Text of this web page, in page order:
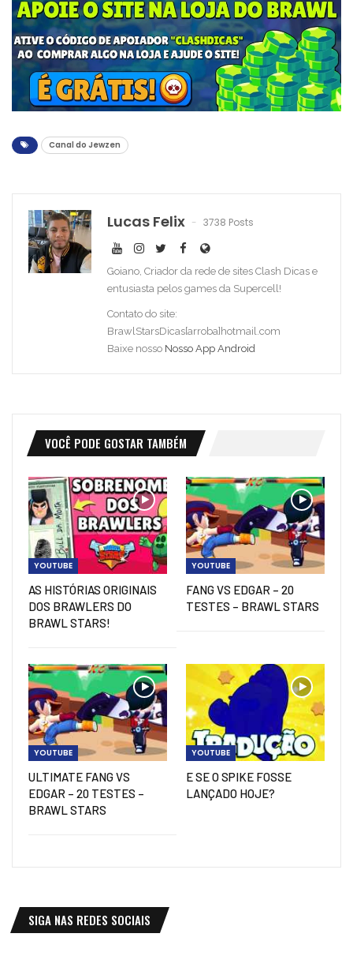
Canal do Jewzen
Lucas Felix 3738 Posts
Goiano, Criador da rede de sites Clash Dicas e
entusiasta pelos games da Supercell!
Contato do site:
BrawlStarsDicas[arroba]hotmail.com
Baixe nosso Nosso App Android
VOCÊ PODE GOSTAR TAMBÉM
YOUTUBE
AS HISTÓRIAS ORIGINAIS
DOS BRAWLERS DO
BRAWL STARS!
YOUTUBE
FANG VS EDGAR – 20
TESTES – BRAWL STARS
YOUTUBE
ULTIMATE FANG VS
EDGAR – 20 TESTES –
BRAWL STARS
YOUTUBE
E SE O SPIKE FOSSE
LANÇADO HOJE?
SIGA NAS REDES SOCIAIS